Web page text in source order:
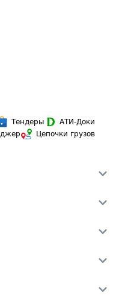
Тендеры
АТИ-Доки
Цепочки грузов